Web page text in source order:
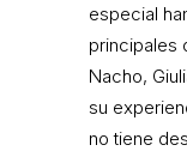
especial
principales
Nacho,
su
no tiene